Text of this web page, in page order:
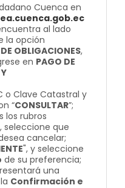
Cuenca en
al lado
la opción
OBLIGACIONES,
en PAGO DE
o Clave Catastral y
“CONSULTAR”;
los rubros
seleccione que
cancelar;
", y seleccione
de su preferencia;
una
Confirmación e